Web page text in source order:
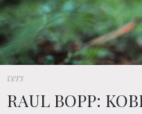
vers
RAUL BOPP: